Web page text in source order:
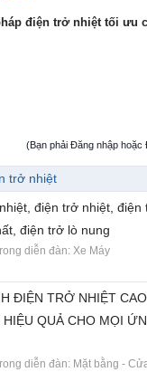
điện trở nhiệt tối ưu
(Bạn phải Đăng nhập hoặc
trở nhiệt
điện trở nhiệt,
điện trở lò nung
diễn đàn: Xe Máy
ĐIỆN TRỞ NHIỆT
HIỆU QUẢ CHO MỌI
diễn đàn: Mặt bằng -